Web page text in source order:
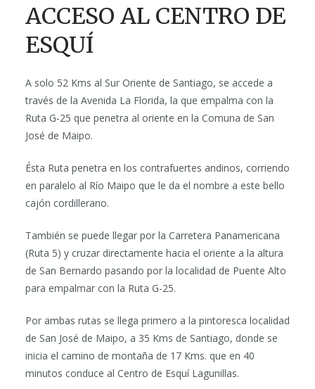
ACCESO AL CENTRO DE
ESQUÍ
A solo 52 Kms al Sur Oriente de Santiago, se accede a
través de la Avenida La Florida, la que empalma con la
Ruta G-25 que penetra al oriente en la Comuna de San
José de Maipo.
Ésta Ruta penetra en los contrafuertes andinos, corriendo
en paralelo al Río Maipo que le da el nombre a este bello
cajón cordillerano.
También se puede llegar por la Carretera Panamericana
(Ruta 5) y cruzar directamente hacia el oriente a la altura
de San Bernardo pasando por la localidad de Puente Alto
para empalmar con la Ruta G-25.
Por ambas rutas se llega primero a la pintoresca localidad
de San José de Maipo, a 35 Kms de Santiago, donde se
inicia el camino de montaña de 17 Kms. que en 40
minutos conduce al Centro de Esquí Lagunillas.